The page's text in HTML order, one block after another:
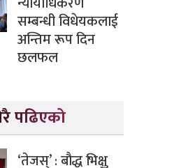
सम्बन्धी विधेयकलाई
अन्तिम रूप दिन
छलफल
पढिएको
‘तेजस्’ : बौद्ध भिक्षु